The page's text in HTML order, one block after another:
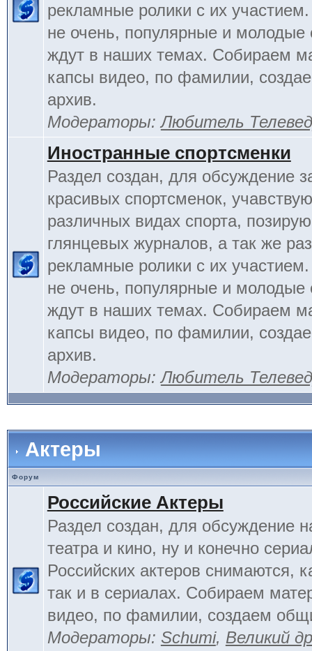
рекламные ролики с их
не очень, популярные и молодые
ждут в наших темах. Собираем
капсы видео, по фамилии,
архив.
Модераторы:Любитель
Иностранные спортсменки
Раздел создан, для обсуждение
красивых спортсменок,
различных видах спорта,
глянцевых журналов, а так же
рекламные ролики с их
не очень, популярные и молодые
ждут в наших темах. Собираем
капсы видео, по фамилии,
архив.
Модераторы:Любитель
Актеры
Форум
Российские Актеры
Раздел создан, для обсуждение
театра и кино, ну и конечно
Российских актеров снимаются,
так и в сериалах. Собираем
видео, по фамилии, создаем
Модераторы: Schumi, Великий